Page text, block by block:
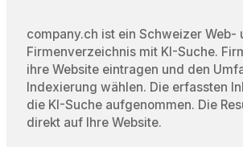
company.ch ist ein Schweizer Web-
Firmenverzeichnis mit KI-Suche.
ihre Website eintragen und den
Indexierung wählen. Die erfassten
die KI-Suche aufgenommen. Die
direkt auf Ihre Website.